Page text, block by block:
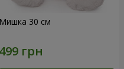
Мишка 30 см